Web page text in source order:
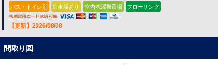
バス・トイレ別 駐車場あり 室内洗濯機置場 フローリング
【更新】2026/08/08
間取り図